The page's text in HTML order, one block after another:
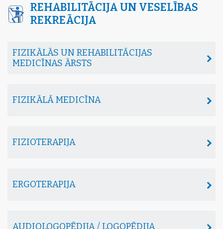
REHABILITĀCIJA UN VESELĪBAS
REKREĀCIJA
FIZIKĀLĀS UN REHABILITĀCIJAS
MEDICĪNAS ĀRSTS
FIZIKĀLĀ MEDICĪNA
FIZIOTERAPIJA
ERGOTERAPIJA
AUDIOLOGOPĒDIJA / LOGOPĒDIJA